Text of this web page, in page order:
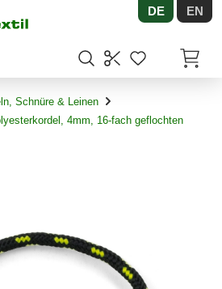
DE EN
Schnüre & Leinen
4mm, 16-fach geflochten